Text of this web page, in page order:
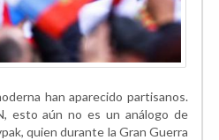
han aparecido partisanos.
esto aún no es un análogo de
quien durante la Gran Guerra